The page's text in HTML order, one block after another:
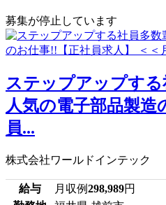
募集が停止しています
ステップアップす
人気の電子部品製造
員...
株式会社ワールドインテック
給与 月収例298,989円